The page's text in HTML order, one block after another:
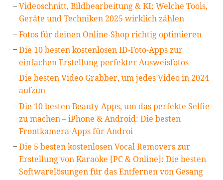
Videoschnitt, Bildbearbeitung & KI: Welche Tools,
Geräte und Techniken 2025 wirklich zählen
Fotos für deinen Online-Shop richtig optimieren
Die 10 besten kostenlosen ID-Foto-Apps zur
einfachen Erstellung perfekter Ausweisfotos
Die besten Video Grabber, um jedes Video in 2024
aufzun
Die 10 besten Beauty-Apps, um das perfekte Selfie
zu machen – iPhone & Android: Die besten
Frontkamera-Apps für Androi
Die 5 besten kostenlosen Vocal Removers zur
Erstellung von Karaoke [PC & Online]: Die besten
Softwarelösungen für das Entfernen von Gesang